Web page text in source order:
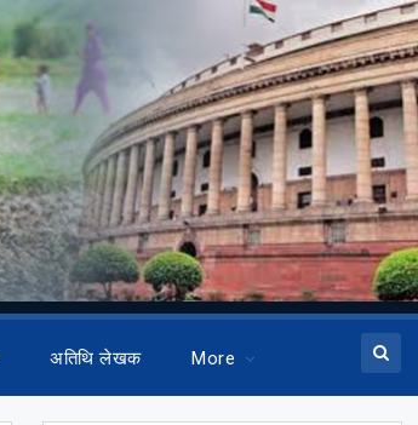
अतिथि लेखक More